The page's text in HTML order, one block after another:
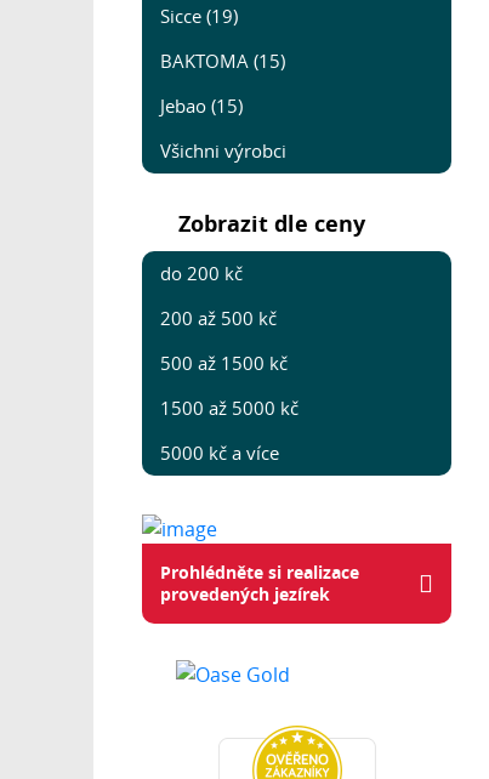
Sicce (19)
BAKTOMA (15)
Jebao (15)
Všichni výrobci
Zobrazit dle ceny
do 200 kč
200 až 500 kč
500 až 1500 kč
1500 až 5000 kč
5000 kč a více
Prohlédněte si realizace
provedených jezírek